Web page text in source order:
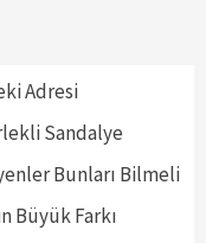
Adresi
Sandalye
Bunları Bilmeli
Büyük Farkı